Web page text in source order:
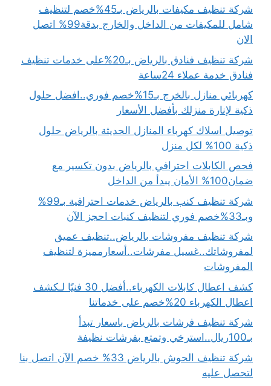
شركة تنظيف مكيفات بالرياض بـ45%خصم لتنظيف
شامل للمكيفات من الداخل والخارج بدقة99% اتصل
الان
شركة تنظيف فنادق بالرياض بـ20%على خدمات تنظيف
فنادق خدمة عملاء 24ساعة
كهربائي منازل بالخرج بـ15%خصم فوري..افضل حلول
ذكية لإنارة منزلك بأفضل الأسعار
توصيل اسلاك كهرباء المنازل الحديثة بالرياض حلول
ذكية 100% لكل منزل
فحص الكابلات احترافي بالرياض بدون تكسير مع
ضمان100% الأمان يبدأ من الداخل
شركة تنظيف كنب بالرياض خدمات احترافية بـ99%
وبـ33%خصم فوري لتنظيف كنبات احجز الآن
شركة تنظيف مفروشات بالرياض..تنظيف عميق
لمفروشاتك..غسيل مفرشات..أسعارمميزة لتنظيف
المفروشات
كشف اعطال كابلات الكهرباء..أفضل 30 فنيًا لـكشف
اعطال الكهرباء 20%خصم على خدماتنا
شركة تنظيف فرشات بالرياض باسعار تبدأ
بـ100ريال..استرخي وتمتع بفرشات نظيفة
شركة تنظيف الحوش بالرياض 33% خصم الآن اتصل بنا
لتحصل عليه